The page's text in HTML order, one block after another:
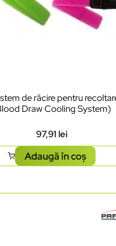
de răcire pentru
Draw Cooling System)
97,91 lei
Adaugă în coș